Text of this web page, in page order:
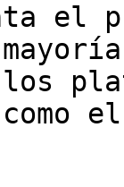
el
los